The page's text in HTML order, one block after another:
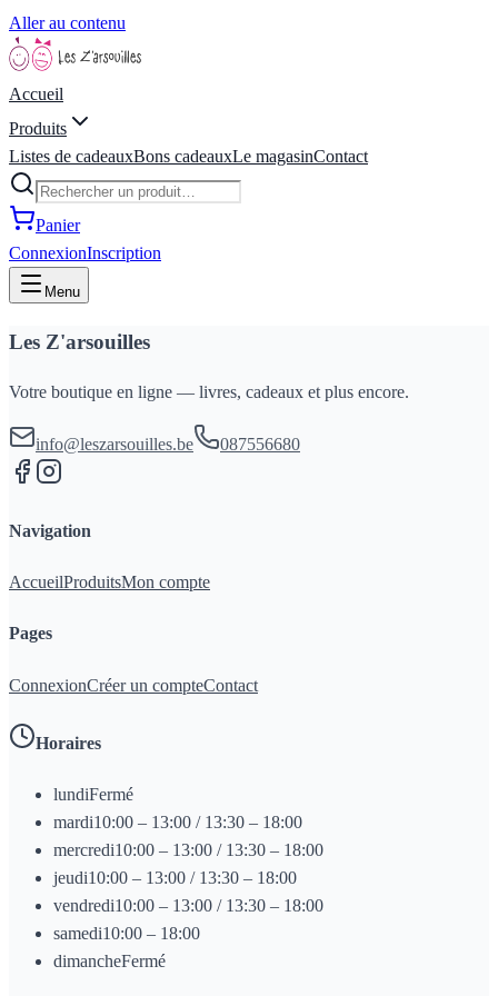
Aller au contenu
Accueil
Produits
Listes de cadeauxBons cadeauxLe magasinContact
Panier
ConnexionInscription
Menu
Les Z'arsouilles
Votre boutique en ligne — livres, cadeaux et plus encore.
info@leszarsouilles.be 087556680
Navigation
AccueilProduitsMon compte
Pages
ConnexionCréer un compteContact
Horaires
lundiFermé
mardi10:00 – 13:00 / 13:30 – 18:00
mercredi10:00 – 13:00 / 13:30 – 18:00
jeudi10:00 – 13:00 / 13:30 – 18:00
vendredi10:00 – 13:00 / 13:30 – 18:00
samedi10:00 – 18:00
dimancheFermé